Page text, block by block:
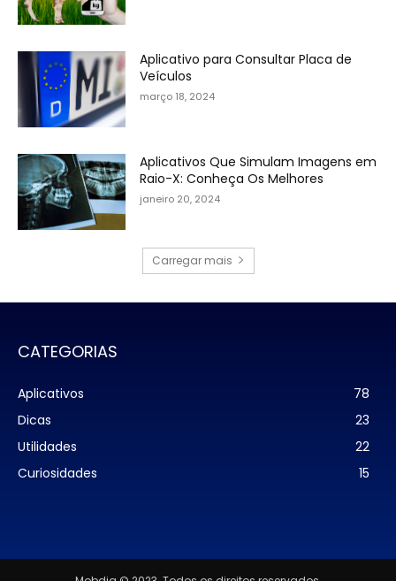
Aplicativo para Consultar Placa de
Veículos
março 18, 2024
Aplicativos Que Simulam Imagens em
Raio-X: Conheça Os Melhores
janeiro 20, 2024
Carregar mais
CATEGORIAS
Aplicativos
78
Dicas
23
Utilidades
22
Curiosidades
15